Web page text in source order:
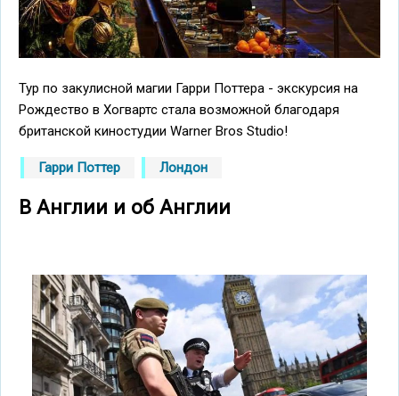
Тур по закулисной магии Гарри Поттера - экскурсия на
Рождество в Хогвартс стала возможной благодаря
британской киностудии Warner Bros Studio!
Гарри Поттер Лондон
В Англии и об Англии